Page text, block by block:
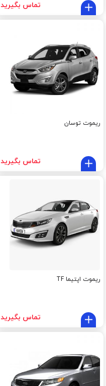
تماس بگیرید
ریموت توسان
تماس بگیرید
ریموت اپتیما TF
تماس بگیرید